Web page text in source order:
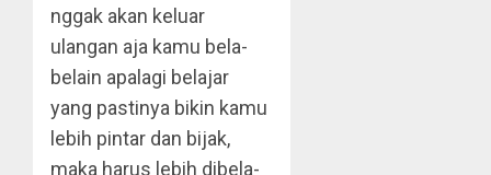
nggak akan keluar
ulangan aja kamu bela-
belain apalagi belajar
yang pastinya bikin kamu
lebih pintar dan bijak,
maka harus lebih dibela-